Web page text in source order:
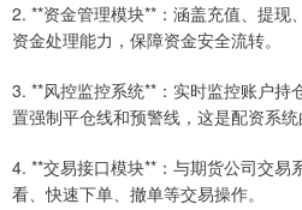
2. **资金管理模块**：涵盖充值、提现
资金处理能力，保障资金安全流转。
3. **风控监控系统**：实时监控账户持
置强制平仓线和预警线，这是配资系统
4. **交易接口模块**：与期货公司交易
看、快速下单、撤单等交易操作。